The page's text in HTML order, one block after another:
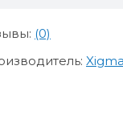
(0)
Xigma